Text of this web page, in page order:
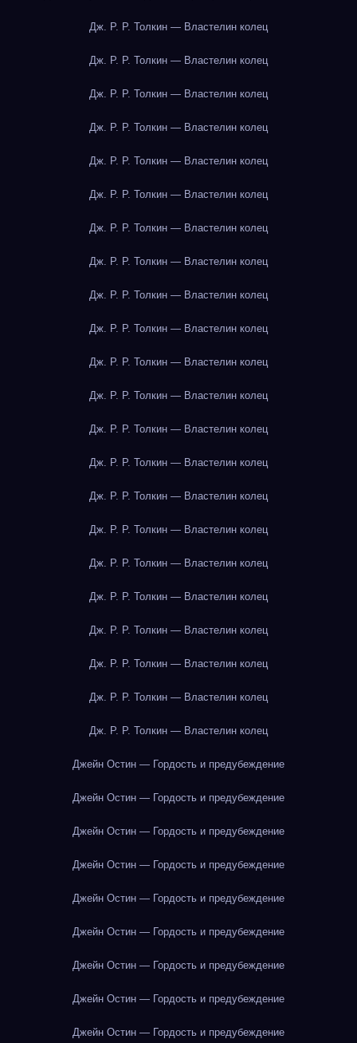
Дж. Р. Р. Толкин — Властелин колец
Дж. Р. Р. Толкин — Властелин колец
Дж. Р. Р. Толкин — Властелин колец
Дж. Р. Р. Толкин — Властелин колец
Дж. Р. Р. Толкин — Властелин колец
Дж. Р. Р. Толкин — Властелин колец
Дж. Р. Р. Толкин — Властелин колец
Дж. Р. Р. Толкин — Властелин колец
Дж. Р. Р. Толкин — Властелин колец
Дж. Р. Р. Толкин — Властелин колец
Дж. Р. Р. Толкин — Властелин колец
Дж. Р. Р. Толкин — Властелин колец
Дж. Р. Р. Толкин — Властелин колец
Дж. Р. Р. Толкин — Властелин колец
Дж. Р. Р. Толкин — Властелин колец
Дж. Р. Р. Толкин — Властелин колец
Дж. Р. Р. Толкин — Властелин колец
Дж. Р. Р. Толкин — Властелин колец
Дж. Р. Р. Толкин — Властелин колец
Дж. Р. Р. Толкин — Властелин колец
Дж. Р. Р. Толкин — Властелин колец
Дж. Р. Р. Толкин — Властелин колец
Джейн Остин — Гордость и предубеждение
Джейн Остин — Гордость и предубеждение
Джейн Остин — Гордость и предубеждение
Джейн Остин — Гордость и предубеждение
Джейн Остин — Гордость и предубеждение
Джейн Остин — Гордость и предубеждение
Джейн Остин — Гордость и предубеждение
Джейн Остин — Гордость и предубеждение
Джейн Остин — Гордость и предубеждение